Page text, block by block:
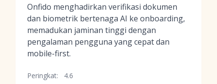
Onfido menghadirkan verifikasi dokumen
dan biometrik bertenaga AI ke onboarding,
memadukan jaminan tinggi dengan
pengalaman pengguna yang cepat dan
mobile-first.
Peringkat: 4.6